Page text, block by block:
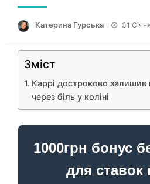
Катерина Гурська 31
Зміст
Каррі достроково залишив
через біль у коліні
1000грн бонус
для ставок